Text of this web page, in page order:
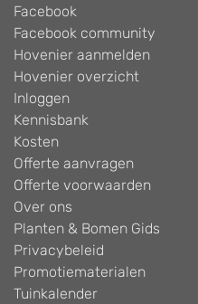
Facebook
Facebook community
Hovenier aanmelden
Hovenier overzicht
Inloggen
Kennisbank
Kosten
Offerte aanvragen
Offerte voorwaarden
Over ons
Planten & Bomen Gids
Privacybeleid
Promotiematerialen
Tuinkalender